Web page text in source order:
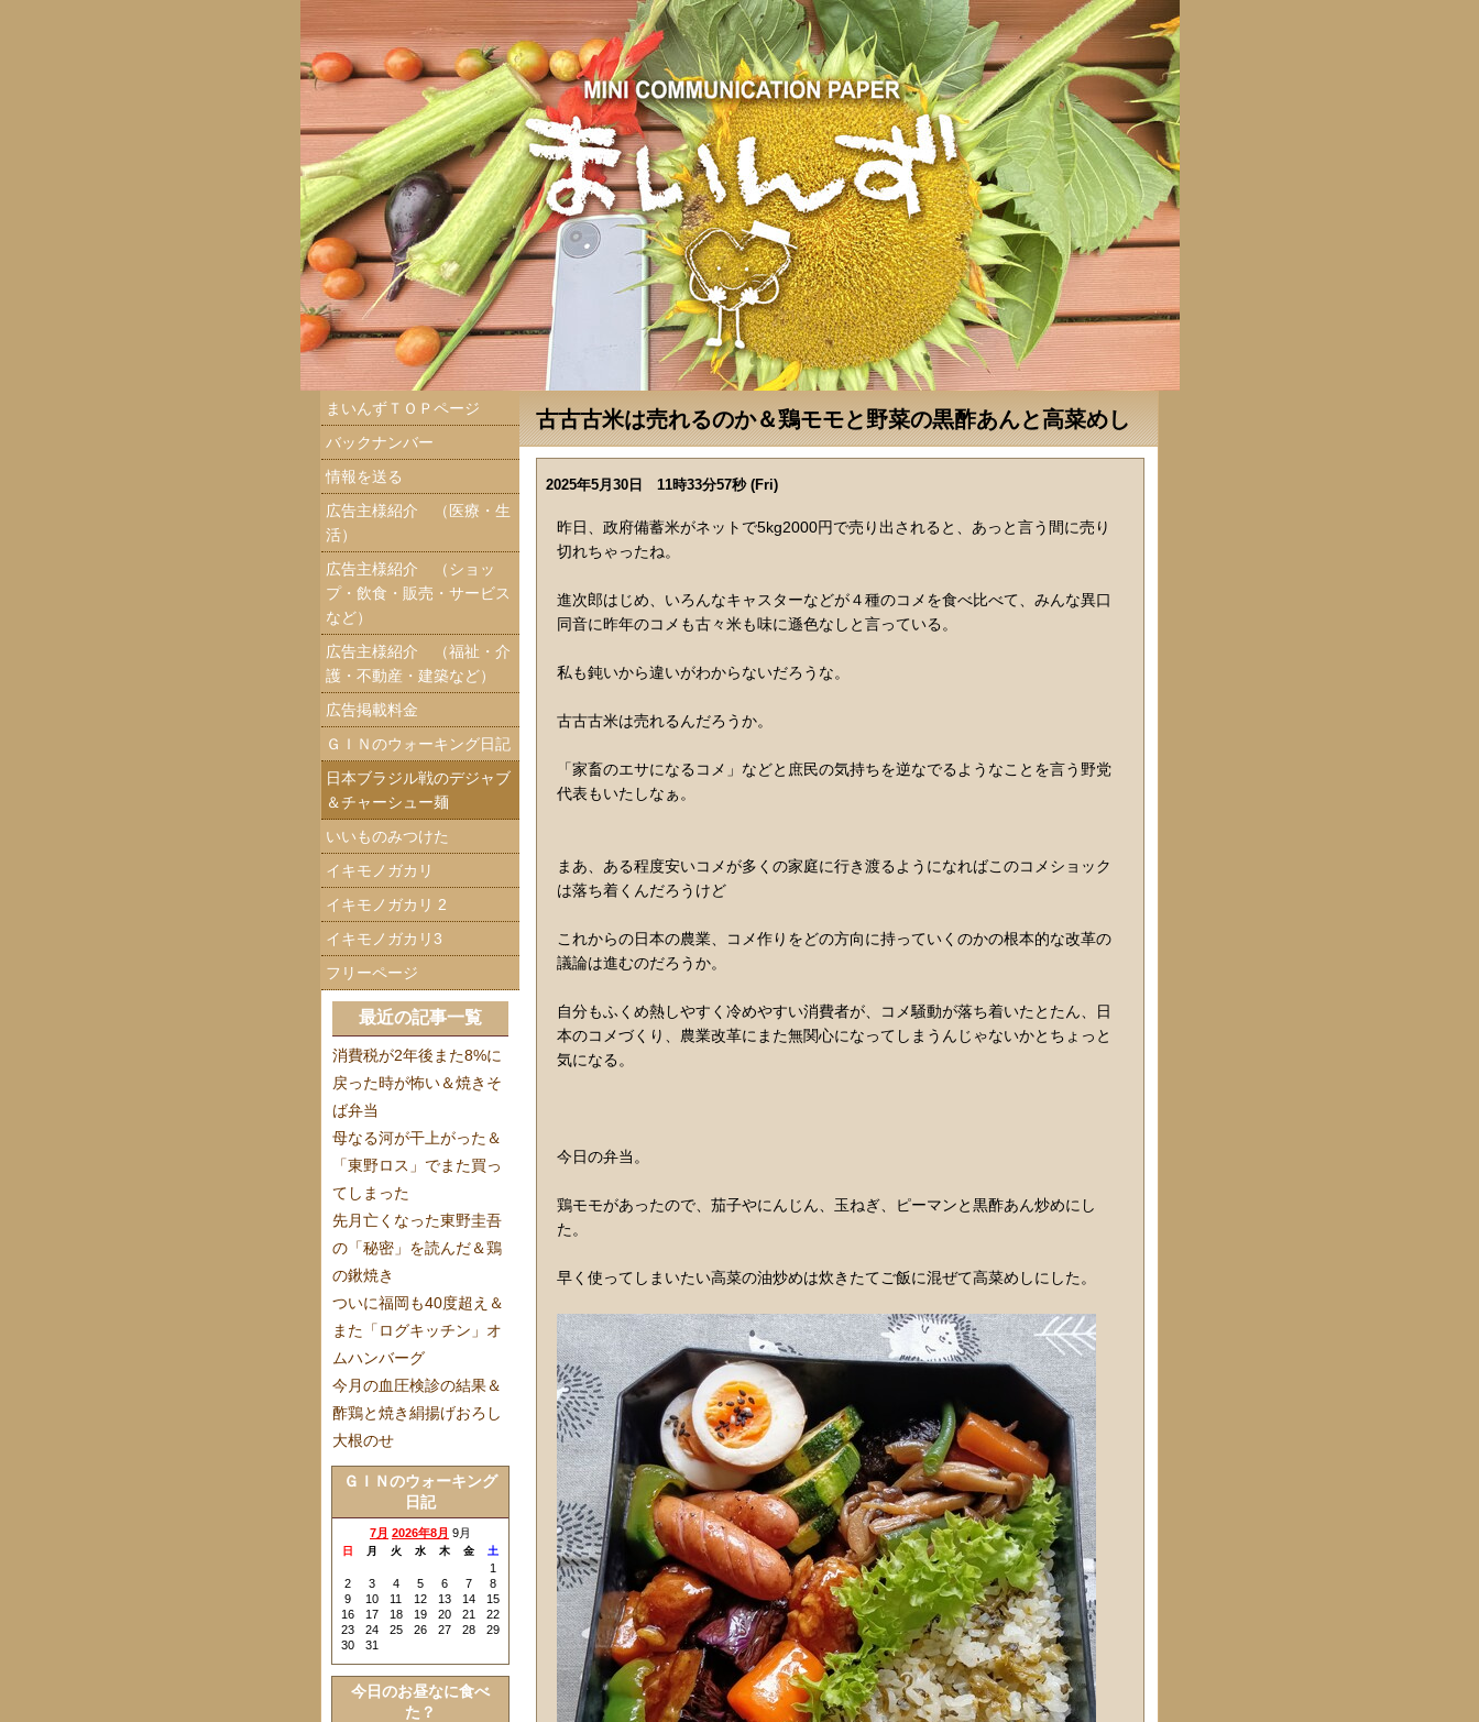
古古古米は売れるのか＆鶏モモと野菜の黒酢あんと高菜めし
2025年5月30日 11時33分57秒 (Fri)
昨日、政府備蓄米がネットで5kg2000円で売り出されると、あっと言う間に売り
切れちゃったね。
進次郎はじめ、いろんなキャスターなどが４種のコメを食べ比べて、みんな異口
同音に昨年のコメも古々米も味に遜色なしと言っている。
私も鈍いから違いがわからないだろうな。
古古古米は売れるんだろうか。
「家畜のエサになるコメ」などと庶民の気持ちを逆なでるようなことを言う野党
代表もいたしなぁ。
まあ、ある程度安いコメが多くの家庭に行き渡るようになればこのコメショック
は落ち着くんだろうけど
これからの日本の農業、コメ作りをどの方向に持っていくのかの根本的な改革の
議論は進むのだろうか。
自分もふくめ熱しやすく冷めやすい消費者が、コメ騒動が落ち着いたとたん、日
本のコメづくり、農業改革にまた無関心になってしまうんじゃないかとちょっと
気になる。
今日の弁当。
鶏モモがあったので、茄子やにんじん、玉ねぎ、ピーマンと黒酢あん炒めにし
た。
早く使ってしまいたい高菜の油炒めは炊きたてご飯に混ぜて高菜めしにした。
まいんずＴＯＰページ
バックナンバー
情報を送る
広告主様紹介 （医療・生
活）
広告主様紹介 （ショッ
プ・飲食・販売・サービス
など）
広告主様紹介 （福祉・介
護・不動産・建築など）
広告掲載料金
ＧＩＮのウォーキング日記
日本ブラジル戦のデジャブ
＆チャーシュー麺
いいものみつけた
イキモノガカリ
イキモノガカリ 2
イキモノガカリ3
フリーページ
最近の記事一覧
消費税が2年後また8%に
戻った時が怖い＆焼きそ
ば弁当
母なる河が干上がった＆
「東野ロス」でまた買っ
てしまった
先月亡くなった東野圭吾
の「秘密」を読んだ＆鶏
の鍬焼き
ついに福岡も40度超え＆
また「ログキッチン」オ
ムハンバーグ
今月の血圧検診の結果＆
酢鶏と焼き絹揚げおろし
大根のせ
ＧＩＮのウォーキング
日記
7月 2026年8月 9月
日 月 火 水 木 金 土
1
2
3 4 5 6 7
8
9
10 11 12 13 14
15
16
17 18 19 20 21
22
23
24 25 26 27 28
29
30
31
今日のお昼なに食べ
た？